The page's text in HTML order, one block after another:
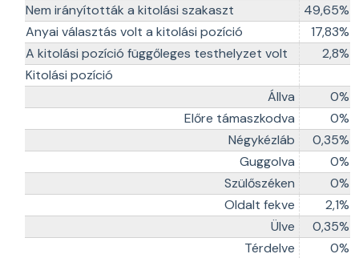
Nem irányították a kitolási szakaszt
49,65%
Anyai választás volt a kitolási pozíció
17,83%
A kitolási pozíció függőleges testhelyzet volt
2,8%
Kitolási pozíció
Állva
0%
Előre támaszkodva
0%
Négykézláb
0,35%
Guggolva
0%
Szülőszéken
0%
Oldalt fekve
2,1%
Ülve
0,35%
Térdelve
0%